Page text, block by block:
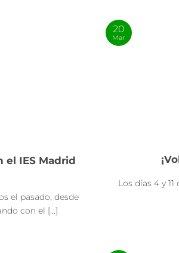
Los días 4 y
20
Mar
el IES Madrid
el pasado, desde
con el [...]